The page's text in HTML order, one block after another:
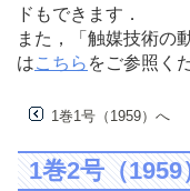
ドもできます．
また，「触媒技術の
はこちら をご参照く
1巻1号（1959）へ
1巻2号（1959